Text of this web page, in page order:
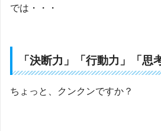
では・・・
「決断力 」「行動力 」「思
ちょっと、クンクンですか？